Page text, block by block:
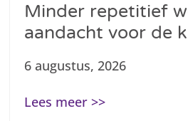
Minder repetitief
aandacht voor de
6 augustus, 2026
Lees meer >>